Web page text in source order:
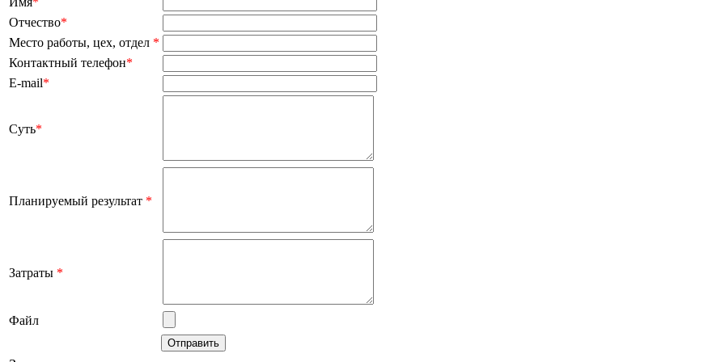
Отчество*
Место работы, цех, отдел *
Контактный телефон*
E-mail*
Суть*
Планируемый результат *
Затраты *
Файл